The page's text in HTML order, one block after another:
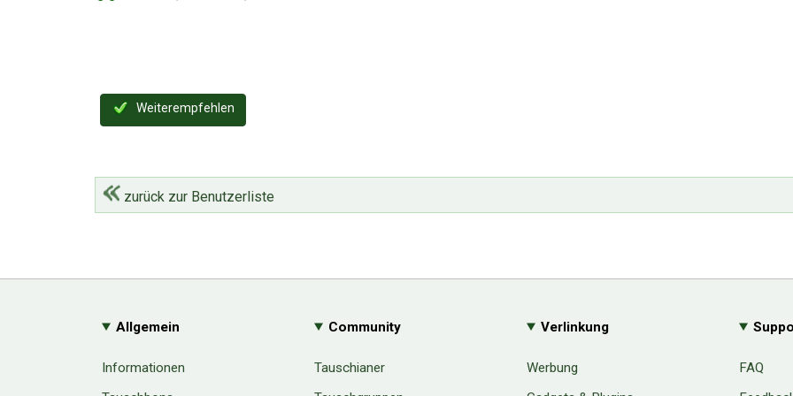
Weiterempfehlen
zurück zur Benutzerliste
Allgemein
Informationen
Community
Tauschianer
Verlinkung
Werbung
FAQ